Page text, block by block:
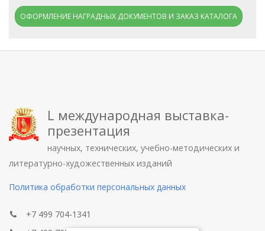
ОФОРМЛЕНИЕ НАГРАДНЫХ ДОКУМЕНТОВ И ЗАКАЗ КАТАЛОГА
L международная выставка-
презентация
научных, технических, учебно-методических и
литературно-художественных изданий
Политика обработки персональных данных
+7 499 704-1341